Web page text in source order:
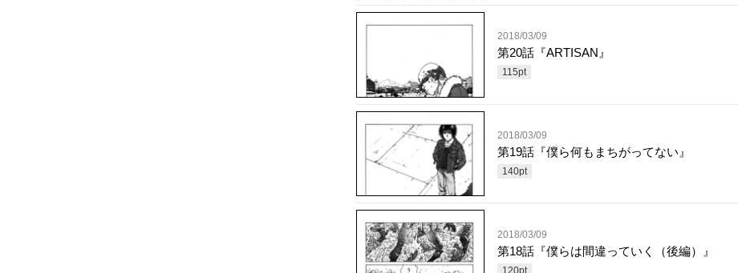
2018/03/09
第20話『ARTISAN』
115pt
2018/03/09
第19話『僕ら何もまちがってない』
140pt
2018/03/09
第18話『僕らは間違っていく（後編）』
120pt